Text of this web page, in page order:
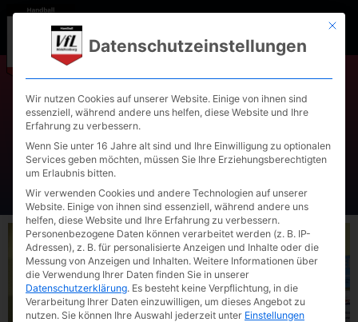
VfL Waldkraiburg verliert
gegen den SVW Burghausen
Mit
Datenschutzeinstellungen
Wir nutzen Cookies auf unserer Website. Einige von ihnen sind
essenziell, während andere uns helfen, diese Website und Ihre
Erfahrung zu verbessern.
Wenn Sie unter 16 Jahre alt sind und Ihre Einwilligung zu optionalen
Services geben möchten, müssen Sie Ihre Erziehungsberechtigten
um Erlaubnis bitten.
Wir verwenden Cookies und andere Technologien auf unserer
Website. Einige von ihnen sind essenziell, während andere uns
helfen, diese Website und Ihre Erfahrung zu verbessern.
Personenbezogene Daten können verarbeitet werden (z. B. IP-
Adressen), z. B. für personalisierte Anzeigen und Inhalte oder die
Messung von Anzeigen und Inhalten. Weitere Informationen über
die Verwendung Ihrer Daten finden Sie in unserer
Datenschutzerklärung. Es besteht keine Verpflichtung, in die
Verarbeitung Ihrer Daten einzuwilligen, um dieses Angebot zu
nutzen. Sie können Ihre Auswahl jederzeit unter Einstellungen